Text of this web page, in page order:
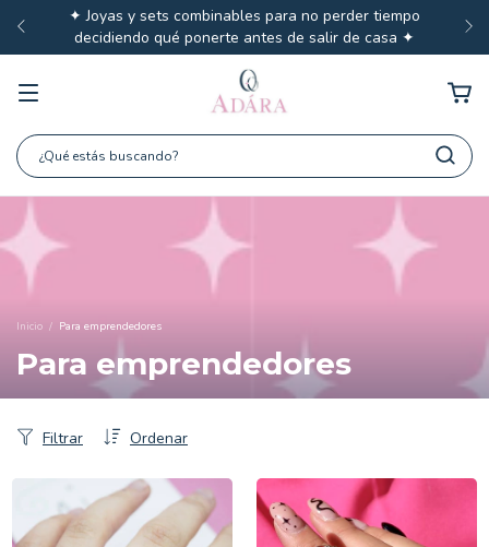
✦ Joyas y sets combinables para no perder tiempo
decidiendo qué ponerte antes de salir de casa ✦
Inicio / Para emprendedores
Para emprendedores
Ordenar
Filtrar